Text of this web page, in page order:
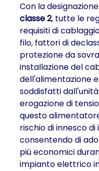
Con la
classe 2, tutte le
requisiti di
filo, fattori di
protezione da
installazione del
dell'alimentazione
soddisfatti
erogazione di
questo
rischio di innesco
consentendo di
più economici
impianto elettrico